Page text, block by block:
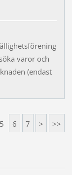
varor och
(endast
5 6 7 > >>